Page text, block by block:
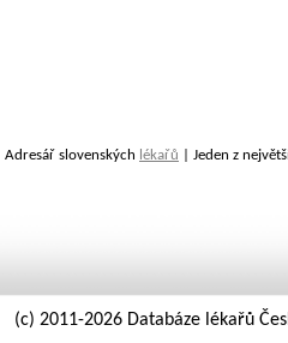
Adresář slovenských lékařů | Jeden z
(c) 2011-2026 Databáze lékařů